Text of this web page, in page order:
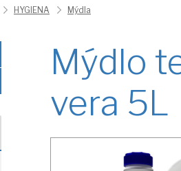
HYGIENA Mýdla
Mýdlo
vera 5L